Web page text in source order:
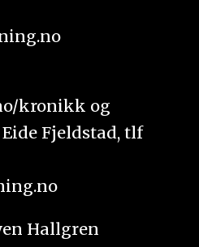
kronikk og
Fjeldstad, tlf
Hallgren